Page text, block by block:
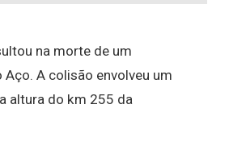
na morte de um
A colisão envolveu um
altura do km 255 da